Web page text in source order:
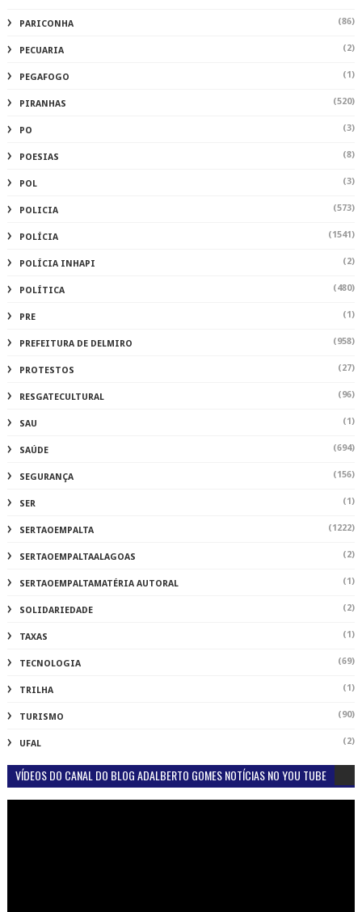
PARICONHA (86)
PECUARIA (2)
PEGAFOGO (1)
PIRANHAS (520)
PO (3)
POESIAS (8)
POL (3)
POLICIA (573)
POLÍCIA (1541)
POLÍCIA INHAPI (2)
POLÍTICA (480)
PRE (1)
PREFEITURA DE DELMIRO (958)
PROTESTOS (27)
RESGATECULTURAL (96)
SAU (1)
SAÚDE (694)
SEGURANÇA (156)
SER (1)
SERTAOEMPALTA (1222)
SERTAOEMPALTAALAGOAS (2)
SERTAOEMPALTAMATÉRIA AUTORAL (1)
SOLIDARIEDADE (2)
TAXAS (1)
TECNOLOGIA (69)
TRILHA (1)
TURISMO (90)
UFAL (2)
VÍDEOS DO CANAL DO BLOG ADALBERTO GOMES NOTÍCIAS NO YOU TUBE